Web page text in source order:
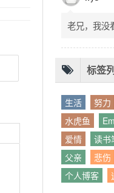
要成为马斯
以为差距是
只问我想
别人眼中的
你的人生，
wys
老兄，我没
标签
生活 努力
水虎鱼
爱情
读书